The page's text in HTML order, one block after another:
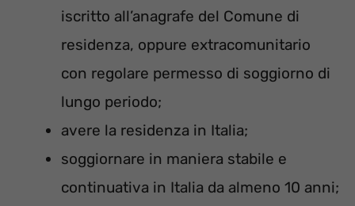
iscritto all’anagrafe del Comune di
residenza, oppure extracomunitario
con regolare permesso di soggiorno di
lungo periodo;
avere la residenza in Italia;
soggiornare in maniera stabile e
continuativa in Italia da almeno 10 anni;